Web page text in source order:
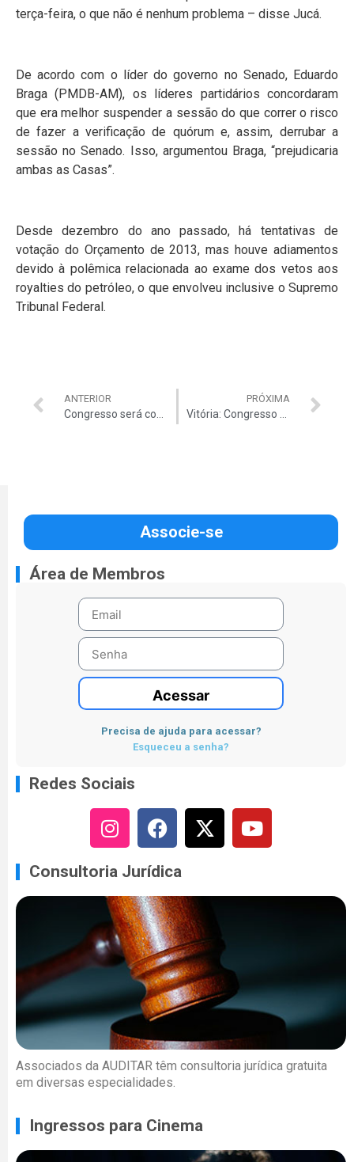
terça-feira, o que não é nenhum problema – disse Jucá.
De acordo com o líder do governo no Senado, Eduardo
Braga (PMDB-AM), os líderes partidários concordaram
que era melhor suspender a sessão do que correr o risco
de fazer a verificação de quórum e, assim, derrubar a
sessão no Senado. Isso, argumentou Braga, “prejudicaria
ambas as Casas”.
Desde dezembro do ano passado, há tentativas de
votação do Orçamento de 2013, mas houve adiamentos
devido à polêmica relacionada ao exame dos vetos aos
royalties do petróleo, o que envolveu inclusive o Supremo
Tribunal Federal.
ANTERIOR PRÓXIMA
Associe-se
Área de Membros
Acessar
Precisa de ajuda para acessar?
Esqueceu a senha?
Redes Sociais
Consultoria Jurídica
Associados da AUDITAR têm consultoria jurídica gratuita
em diversas especialidades.
Ingressos para Cinema